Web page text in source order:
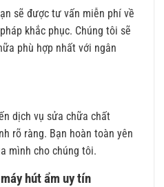
sẽ được tư vấn miễn phí về
khắc phục. Chúng tôi sẽ
phù hợp nhất với ngân
dịch vụ sửa chữa chất
rõ ràng. Bạn hoàn toàn yên
mình cho chúng tôi.
hút ẩm uy tín